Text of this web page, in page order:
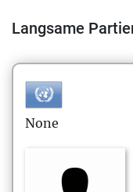
Langsame
None